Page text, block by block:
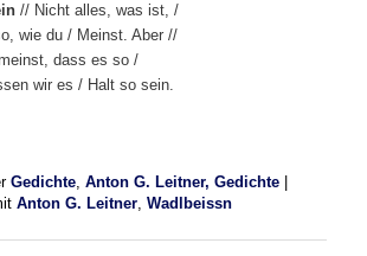
// Nicht alles, was ist, /
wie du / Meinst. Aber //
dass es so /
wir es / Halt so sein.
Gedichte,Anton G. Leitner, Gedichte
Anton G. Leitner,Wadlbeissn